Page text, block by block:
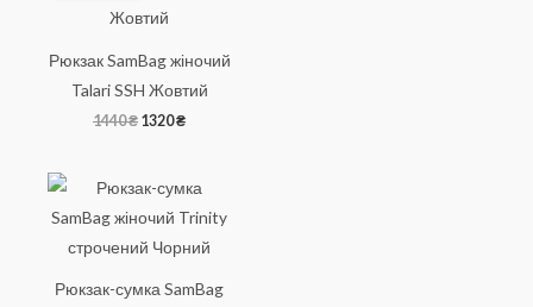
Рюкзак SamBag жіночий
Talari SSH Жовтий
1440₴ Оригінальна
1320₴Поточна
Рюкзак-сумка SamBag